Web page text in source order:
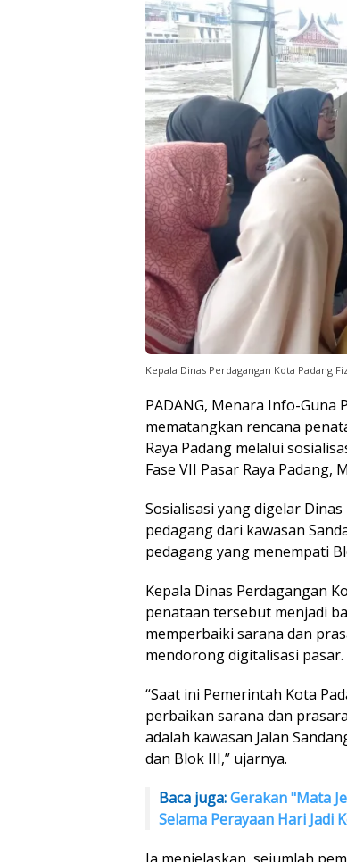
Kepala Dinas Perdagangan Kota Padang
PADANG, Menara Info-Guna
mematangkan rencana
Raya Padang melalui
Fase VII Pasar Raya Padang,
Sosialisasi yang digelar
pedagang dari kawasan
pedagang yang menempati
Kepala Dinas Perdagangan
penataan tersebut menjadi
memperbaiki sarana dan
mendorong digitalisasi pasar.
“Saat ini Pemerintah Kota
perbaikan sarana dan
adalah kawasan Jalan
dan Blok III,” ujarnya.
Baca juga:Gerakan "Mata
Selama Perayaan Hari Jadi